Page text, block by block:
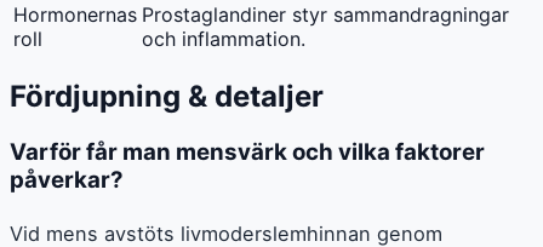
Hormonernas
roll
Prostaglandiner styr sammandragningar
och inflammation.
Fördjupning & detaljer
Varför får man mensvärk och vilka faktorer
påverkar?
Vid mens avstöts livmoderslemhinnan genom